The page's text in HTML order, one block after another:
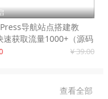
导航站点搭建教
速获取流量1000+（源码
¥ 39.00
查看全部